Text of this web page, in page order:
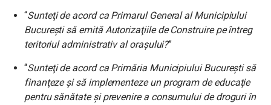
“Sunteţi de acord ca Primarul General al Municipiului
Bucureşti să emită Autorizaţiile de Construire pe întreg
teritoriul administrativ al oraşului?”
“Sunteţi de acord ca Primăria Municipiului Bucureşti să
finanţeze şi să implementeze un program de educaţie
pentru sănătate şi prevenire a consumului de droguri în